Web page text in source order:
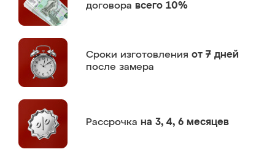
договора всего 10%
Сроки изготовления от 7 дней
после замера
Рассрочка на 3, 4, 6 месяцев